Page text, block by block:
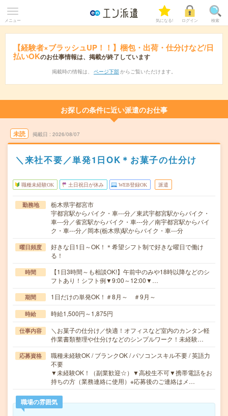
メニュー 気になる! ログイン 検索
【経験者×ブラッシュUP！！】梱包・出荷・仕分けなど/日
払いOKのお仕事情報は、掲載が終了しています
掲載時の情報は、 ページ下部 からご覧いただけます。
お探しの条件に近い派遣のお仕事
未読 掲載日 2026/08/07
＼来社不要／単発1日OK＊お菓子の仕分け
職種未経験OK 土日祝日が休み WEB登録OK 派遣
勤務地
栃木県宇都宮市
宇都宮駅からバイク・車---分／東武宇都宮駅からバイク・
車---分／雀宮駅からバイク・車---分／南宇都宮駅からバイ
ク・車---分／岡本(栃木県)駅からバイク・車---分
曜日頻度
好きな日1日～OK！＊希望シフト制で好きな曜日で働け
る！
時間
【1日3時間～も相談OK!】午前中のみや18時以降などのシ
フトあり！シフト例▼9:00～12:00▼…
期間 1日だけの単発OK！＃8月～ ＃9月～
時給 時給1,500円～1,875円
仕事内容
＼お菓子の仕分け／快適！オフィスなど室内のカンタン軽
作業書類整理や仕分けなどのシンプルワーク！未経験…
応募資格
職種未経験OK / ブランクOK / パソコンスキル不要 / 英語力
不要
▼未経験OK！（副業歓迎☆）▼高校生不可▼携帯電話をお
持ちの方（業務連絡に使用）※応募後のご連絡はメ…
職場の雰囲気